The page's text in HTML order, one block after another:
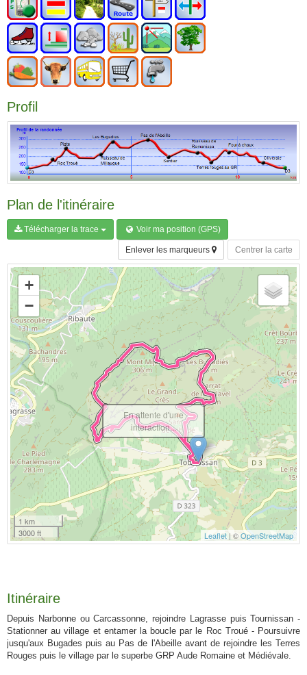
Profil
Plan de l'itinéraire
Télécharger la trace Voir ma position (GPS)
Centrer la carte
Enlever les marqueurs
+
−
1 km
3000 ft
Leaflet | ©OpenStreetMap
En attente d'une
interaction...
Itinéraire
Depuis Narbonne ou Carcassonne, rejoindre Lagrasse puis Tournissan -
Stationner au village et entamer la boucle par le Roc Troué - Poursuivre
jusqu'aux Bugades puis au Pas de l'Abeille avant de rejoindre les Terres
Rouges puis le village par le superbe GRP Aude Romaine et Médiévale.